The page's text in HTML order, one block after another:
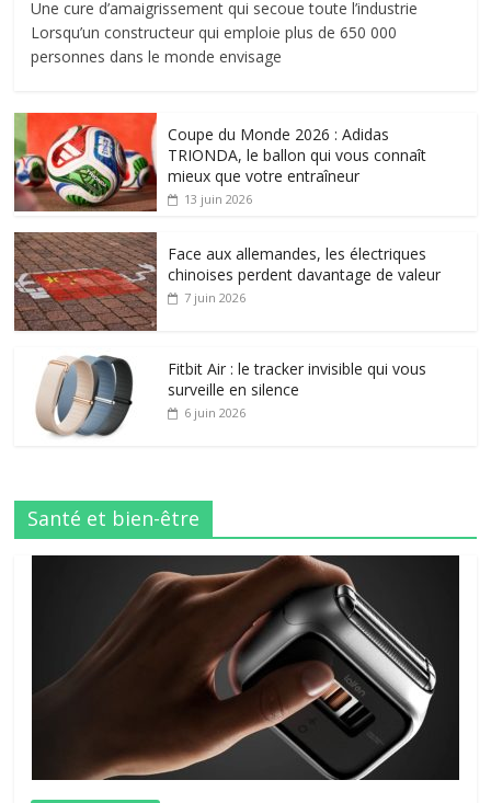
Une cure d’amaigrissement qui secoue toute l’industrie
Lorsqu’un constructeur qui emploie plus de 650 000
personnes dans le monde envisage
Coupe du Monde 2026 : Adidas
TRIONDA, le ballon qui vous connaît
mieux que votre entraîneur
13 juin 2026
Face aux allemandes, les électriques
chinoises perdent davantage de valeur
7 juin 2026
Fitbit Air : le tracker invisible qui vous
surveille en silence
6 juin 2026
Santé et bien-être